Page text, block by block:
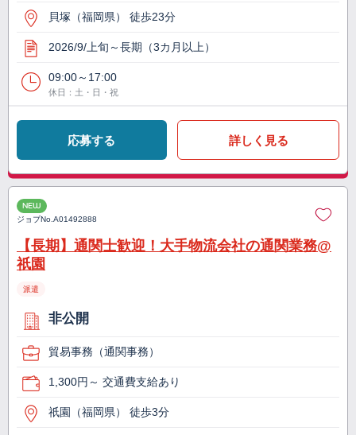
貝塚（福岡県） 徒歩23分
2026/9/上旬～長期（3カ月以上）
09:00～17:00
休日：土・日・祝
応募する 詳しく見る
NEW
ジョブNo.A01492888
【長期】通関士歓迎！大手物流会社の通関業務@
祇園
派遣
非公開
貿易事務（通関事務）
1,300円～ 交通費支給あり
祇園（福岡県） 徒歩3分